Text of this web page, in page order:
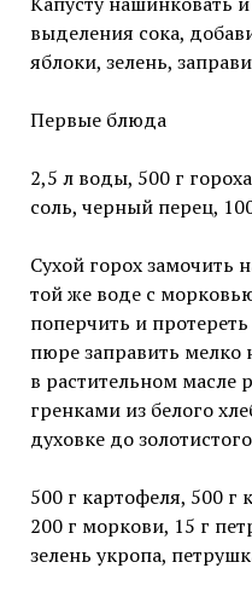
выделения сока,
яблоки, зелень,
Первые блюда
2,5 л воды, 500 г
соль, черный перец,
Сухой горох замочить
той же воде с
поперчить и
пюре заправить
в растительном масле
гренками из белого
духовке до
500 г картофеля, 500 г
200 г моркови, 15 г
зелень укропа,